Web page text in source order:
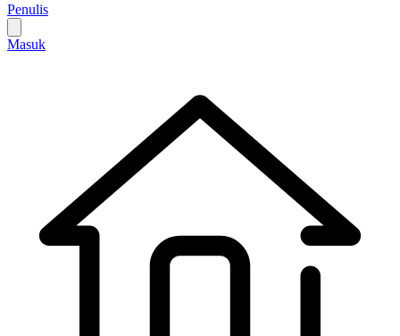
Penulis
Masuk